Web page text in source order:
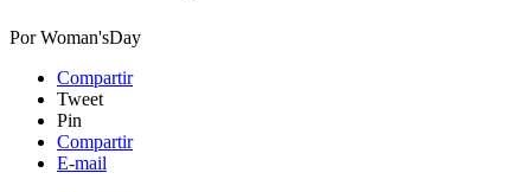
PorWoman'sDay
Compartir
Tweet
Pin
Compartir
E-mail